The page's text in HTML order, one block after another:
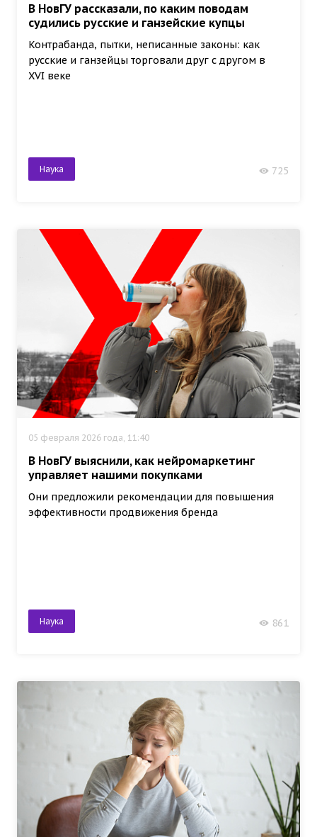
В НовГУ рассказали, по каким поводам
судились русские и ганзейские купцы
Контрабанда, пытки, неписанные законы: как
русские и ганзейцы торговали друг с другом в
XVI веке
Наука 725
05 февраля 2026 года, 11:40
В НовГУ выяснили, как нейромаркетинг
управляет нашими покупками
Они предложили рекомендации для повышения
эффективности продвижения бренда
Наука 861